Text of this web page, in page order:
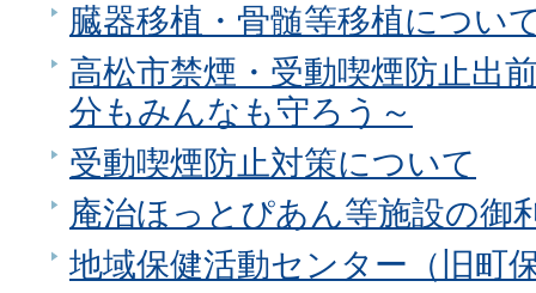
臓器移植・骨髄等移植につい
高松市禁煙・受動喫煙防止出
分もみんなも守ろう～
受動喫煙防止対策について
庵治ほっとぴあん等施設の御
地域保健活動センター（旧町